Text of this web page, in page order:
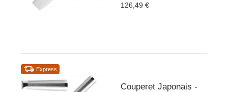
126,49 €
Express
Couperet Japonais -